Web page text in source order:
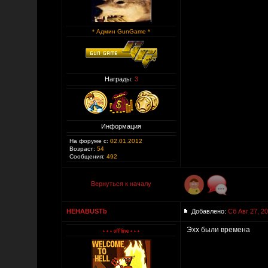
* Админ GunGame *
Награды: 3
Информация
На форуме с: 02.01.2012
Возраст: 54
Сообщения: 492
Вернуться к началу
HEHABUSTb Добавлено: Сб Авг 27,
Эхх были времена